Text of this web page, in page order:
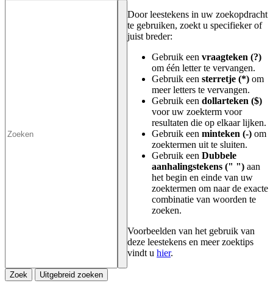
Door leestekens in uw zoekopdracht
te gebruiken, zoekt u specifieker of
juist breder:
Gebruik een vraagteken (?)
om één letter te vervangen.
Gebruik een sterretje (*) om
meer letters te vervangen.
Gebruik een dollarteken ($)
voor uw zoekterm voor
resultaten die op elkaar lijken.
Gebruik een minteken (-) om
zoektermen uit te sluiten.
Gebruik een Dubbele
aanhalingstekens (" ") aan
het begin en einde van uw
zoektermen om naar de exacte
combinatie van woorden te
zoeken.
Voorbeelden van het gebruik van
deze leestekens en meer zoektips
vindt u hier.
Zoek Uitgebreid zoeken